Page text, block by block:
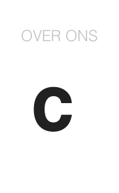
OVER ONS
C